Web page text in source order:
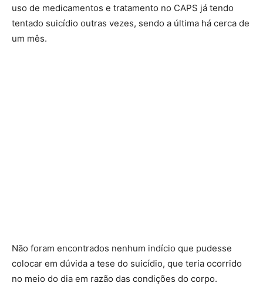
uso de medicamentos e tratamento no CAPS já tendo
tentado suicídio outras vezes, sendo a última há cerca de
um mês.
Não foram encontrados nenhum indício que pudesse
colocar em dúvida a tese do suicídio, que teria ocorrido
no meio do dia em razão das condições do corpo.